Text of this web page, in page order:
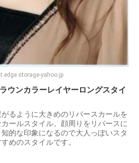
yahoo.jp
ウンカラーレイヤーロングスタイ
るように大きめのリバースカールを
ールスタイル。顔周りをリバースに
的な印象になるので大人っぽいスタ
めのスタイルです。